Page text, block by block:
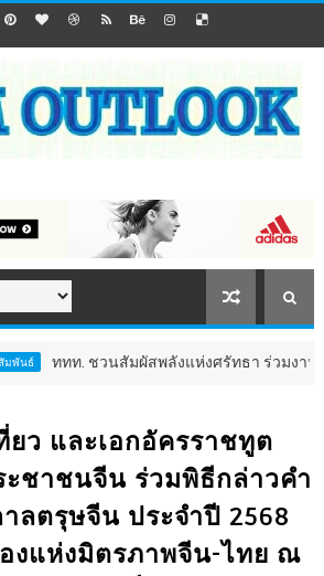
. ชวนสัมผัสพลังแห่งศรัทธา ร่วมงาน "ห่มผ้าหลว
ยว และเอกอัครราชทูต
ชาชนจีน ร่วมพิธีกล่าวคำ
ลตรุษจีน ประจำปี 2568
งแห่งมิตรภาพจีน-ไทย ณ